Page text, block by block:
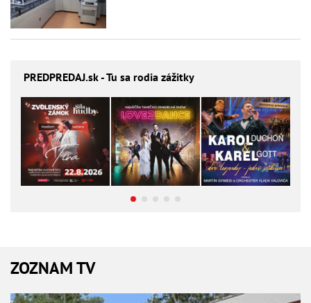
PREDPREDAJ.sk - Tu sa rodia zážitky
ZOZNAM TV